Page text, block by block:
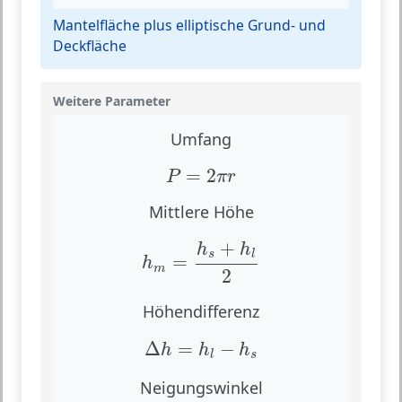
Mantelfläche plus elliptische Grund- und
Deckfläche
Weitere Parameter
Umfang
P = 2πr
P =2 πr
Mittlere Höhe
hm =
hs + hl
2
hs h 2
Höhendifferenz
Δh = hl − hs
Δ hl s
Neigungswinkel